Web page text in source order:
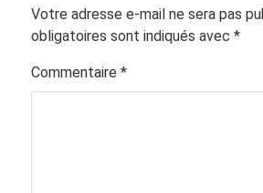
Votre adresse e-mail ne sera pas
obligatoires sont indiqués avec *
Commentaire *